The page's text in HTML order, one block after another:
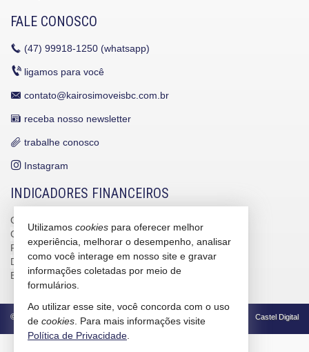
FALE CONOSCO
(47) 99918-1250 (whatsapp)
ligamos para você
contato@kairosimoveisbc.com.br
receba nosso newsletter
trabalhe conosco
Instagram
INDICADORES FINANCEIROS
CUB /
CUB /SCvariação
0,95%
Poupança
0,6738%
Dólar Comercial
R$ 5,09
Euro
R$ 5,88
© 2026 CRECI/SC 4586-J Política de Privacidade Castel Digital
Utilizamos cookies para oferecer melhor
experiência, melhorar o desempenho, analisar
como você interage em nosso site e gravar
informações coletadas por meio de
formulários.
Ao utilizar esse site, você concorda com o uso
de cookies . Para mais informações visite
Política de Privacidade